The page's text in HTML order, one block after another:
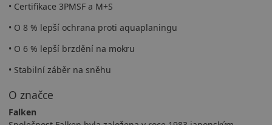
• Certifikace 3PMSF a M+S
• O 8 % lepší ochrana proti aquaplaningu
• O 6 % lepší brzdění na mokru
• Stabilní záběr na sněhu
O značce
Falken